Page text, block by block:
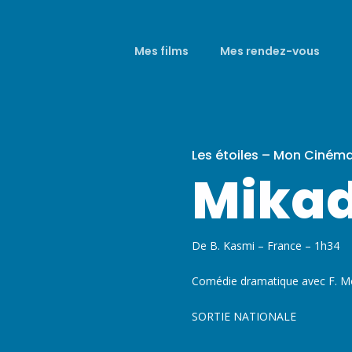
Mes films Mes rendez-vous
Les étoiles – Mon
De B. Kasmi – France – 1h34
Comédie dramatique avec F.
SORTIE NATIONALE